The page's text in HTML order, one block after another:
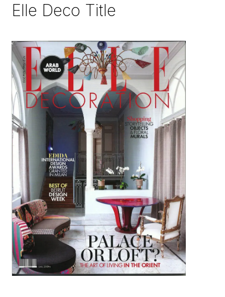
Elle Deco Title